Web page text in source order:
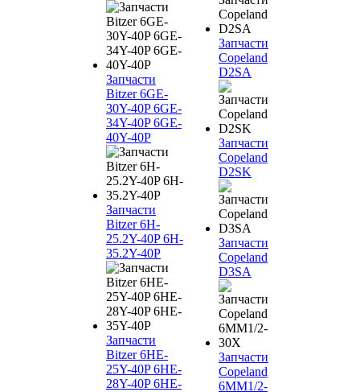
Запчасти
Bitzer 6GE-
30Y-40P 6GE-
34Y-40P 6GE-
40Y-40P
Запчасти
Bitzer 6H-
25.2Y-40P 6H-
35.2Y-40P
Запчасти
Bitzer 6HE-
25Y-40P 6HE-
28Y-40P 6HE-
Запчасти
Copeland
D2SA
Запчасти
Copeland
D2SK
Запчасти
Copeland
D3SA
Запчасти
Copeland
6MM1/2-